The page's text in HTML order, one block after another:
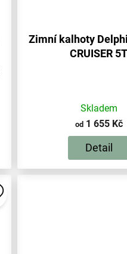
Zimní kalhoty
CRUISER 5T
Skladem
od1 655 Kč
Detail